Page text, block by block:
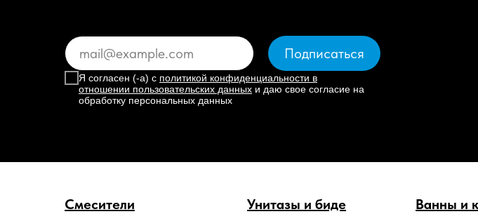
Я согласен (-а) с политикой конфиденциальности в
отношении пользовательских данных и даю свое согласие на
обработку персональных данных
Подписаться
Смесители Унитазы и биде Ванны и